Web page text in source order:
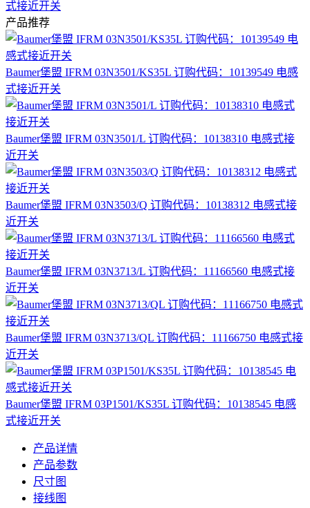
式接近开关
产品推荐
Baumer堡盟 IFRM 03N3501/KS35L 订购代码：10139549 电感
式接近开关
Baumer堡盟 IFRM 03N3501/L 订购代码：10138310 电感式接
近开关
Baumer堡盟 IFRM 03N3503/Q 订购代码：10138312 电感式接
近开关
Baumer堡盟 IFRM 03N3713/L 订购代码：11166560 电感式接
近开关
Baumer堡盟 IFRM 03N3713/QL 订购代码：11166750 电感式接
近开关
Baumer堡盟 IFRM 03P1501/KS35L 订购代码：10138545 电感
式接近开关
产品详情
产品参数
尺寸图
接线图